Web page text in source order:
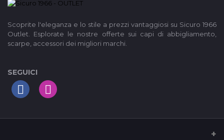
Scoprite l'eleganza e lo stile a prezzi vantaggiosi su Sicuro 1966
Outlet. Esplorate le nostre offerte sui capi di abbigliamento,
scarpe, accessori dei migliori marchi.
SEGUICI